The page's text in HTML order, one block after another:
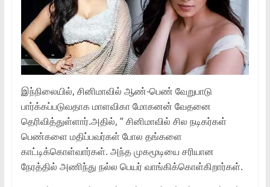
இந்நிலையில், சினிமாவில் ஆண்-பெண் வேறுபாடு
பார்க்கப்படுவதாக மாளவிகா மோகனன் வேதனை
தெரிவித்துள்ளார்.அதில், ” சினிமாவில் சில நடிகர்கள்
பெண்களை மதிப்பவர்கள் போல தங்களை
காட்டிக்கொள்வார்கள். அந்த முகமூடியை சரியான
நேரத்தில் அணிந்து நல்ல பெயர் வாங்கிக்கொள்கிறார்கள்.